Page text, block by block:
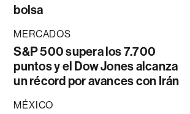
bolsa
MERCADOS
S&P 500 supera los 7.700
puntos y el Dow Jones alcanza
un récord por avances con Irán
MÉXICO